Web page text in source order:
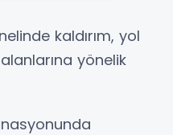
kaldırım, yol
yönelik